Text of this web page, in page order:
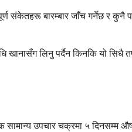
संकेतहरू बारम्बार जाँच गर्नेछ र
लिनु पर्दैन किनकि यो सिधै
सामान्य उपचार चक्रमा ५ दिनसम्म